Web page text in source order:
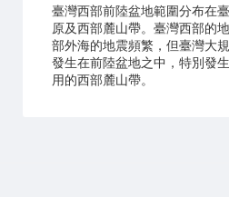
臺灣西部前陸盆地範圍分布在
原及西部麓山帶。臺灣西部的
部外海的地震頻繁，但臺灣大
發生在前陸盆地之中，特別發
用的西部麓山帶。